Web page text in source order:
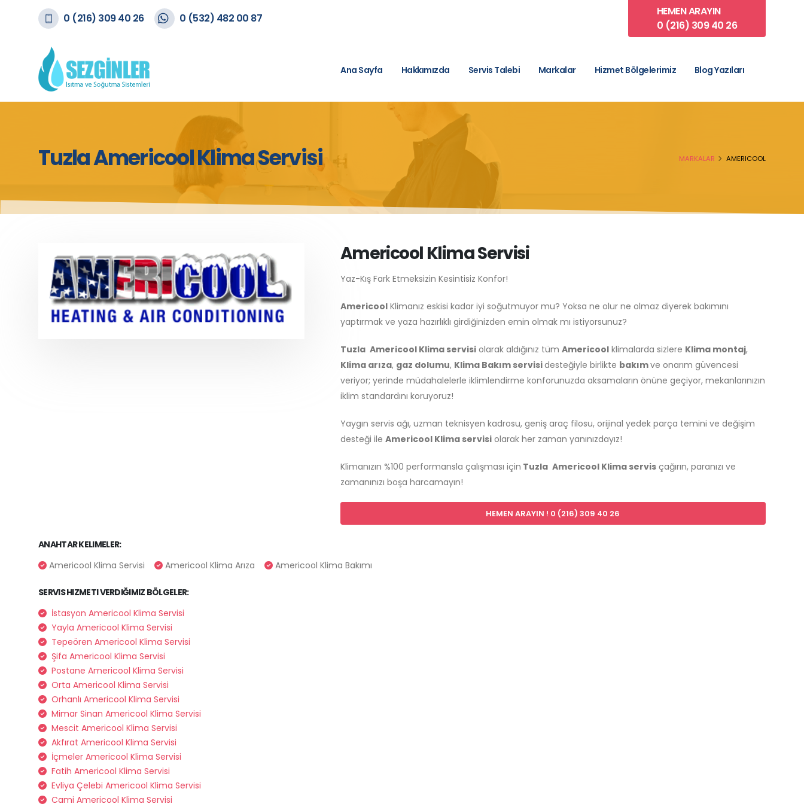
0 (216) 309 40 26 0 (532) 482 00 87
HEMEN ARAYIN
0 (216) 309 40 26
Ana Sayfa Hakkımızda Servis Talebi Markalar Hizmet Bölgelerimiz Blog Yazıları
Tuzla Americool Klima Servisi MARKALAR AMERICOOL
Americool Klima Servisi
Yaz-Kış Fark Etmeksizin Kesintisiz Konfor!
AmericoolKlimanız eskisi kadar iyi soğutmuyor mu? Yoksa ne olur ne olmaz diyerek bakımını
yaptırmak ve yaza hazırlıklı girdiğinizden emin olmak mı istiyorsunuz?
Tuzla Americool Klima servisiolarak aldığınız tüm Americoolklimalarda sizlere Klima montaj,
Klima arıza, gaz dolumu, Klima Bakım servisidesteğiyle birlikte bakımve onarım güvencesi
veriyor; yerinde müdahalelerle iklimlendirme konforunuzda aksamaların önüne geçiyor, mekanlarınızın
iklim standardını koruyoruz!
Yaygın servis ağı, uzman teknisyen kadrosu, geniş araç filosu, orijinal yedek parça temini ve değişim
desteği ile Americool Klima servisiolarak her zaman yanınızdayız!
Klimanızın %100 performansla çalışması için Tuzla Americool Klima servisçağırın, paranızı ve
zamanınızı boşa harcamayın!
HEMEN ARAYIN ! 0 (216) 309 40 26
ANAHTAR KELIMELER:
Americool Klima Servisi
Americool Klima Arıza Americool Klima Bakımı
SERVIS HIZMETI VERDIĞIMIZ BÖLGELER:
İstasyon Americool Klima Servisi
Yayla Americool Klima Servisi
Tepeören Americool Klima Servisi
Şifa Americool Klima Servisi
Postane Americool Klima Servisi
Orta Americool Klima Servisi
Orhanlı Americool Klima Servisi
Mimar Sinan Americool Klima Servisi
Mescit Americool Klima Servisi
Akfırat Americool Klima Servisi
İçmeler Americool Klima Servisi
Fatih Americool Klima Servisi
Evliya Çelebi Americool Klima Servisi
Cami Americool Klima Servisi